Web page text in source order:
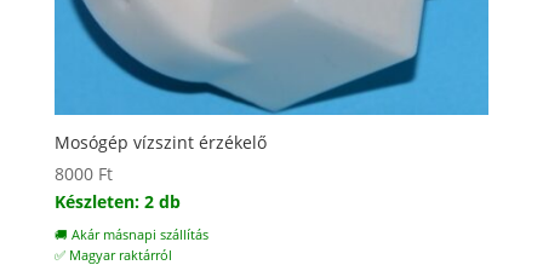
Mosógép vízszint érzékelő
8000 Ft
Készleten: 2 db
🚚 Akár másnapi szállítás
✅ Magyar raktárról